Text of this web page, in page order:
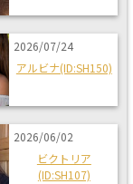
2026/07/24
アルビナ(ID:SH150)
2026/06/02
ビクトリア
(ID:SH107)